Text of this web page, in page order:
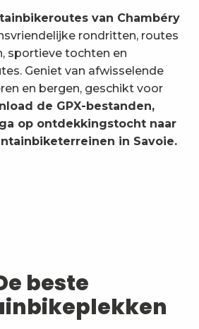
van Chambéry
rondritten, routes
sportieve tochten en
Geniet van afwisselende
en bergen, geschikt voor
de GPX-bestanden,
op ontdekkingstocht naar
in Savoie.
beste